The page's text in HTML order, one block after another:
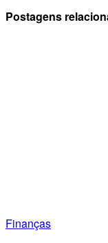
Postagens
Finanças